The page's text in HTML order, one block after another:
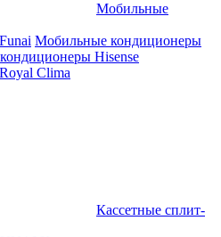
Мобильные
Мобильные кондиционеры
Hisense
Clima
Кассетные сплит-